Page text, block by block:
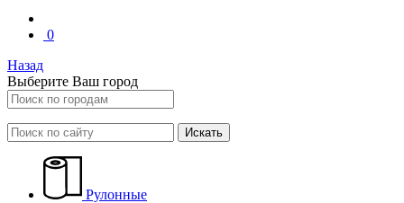
0
Назад
Выберите Ваш город
Искать
Рулонные